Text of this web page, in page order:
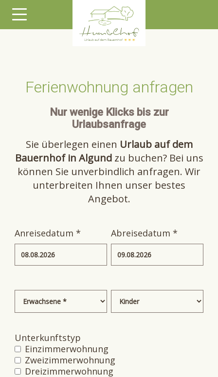
Ferienwohnung anfragen
Nur wenige Klicks bis zur
Urlaubsanfrage
Sie überlegen einen Urlaub auf dem
Bauernhof in Algundzu buchen? Bei uns
können Sie unverbindlich anfragen. Wir
unterbreiten Ihnen unser bestes
Angebot.
Anreisedatum * Abreisedatum *
Unterkunftstyp
Einzimmerwohnung
Zweizimmerwohnung
Dreizimmerwohnung